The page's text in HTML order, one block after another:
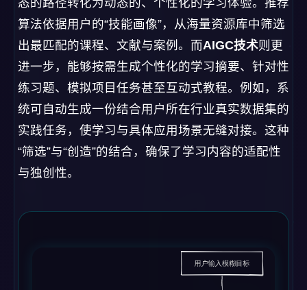
算法依据用户的“技能画像”，从海量资源库中筛选
出最匹配的课程、文献与案例。而AIGC技术则更
进一步，能够按需生成个性化的学习摘要、针对性
练习题、模拟项目任务甚至互动式教程。例如，系
统可自动生成一份结合用户所在行业真实数据集的
实践任务，使学习与具体应用场景无缝对接。这种
“筛选”与“创造”的结合，确保了学习内容的适配性
与独创性。